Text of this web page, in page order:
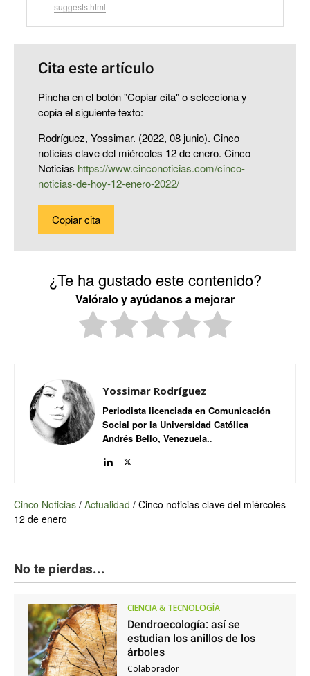
suggests.html
Cita este artículo
Pincha en el botón "Copiar cita" o selecciona y
copia el siguiente texto:
Rodríguez, Yossimar. (2022, 08 junio). Cinco
noticias clave del miércoles 12 de enero. Cinco
Noticias https://www.cinconoticias.com/cinco-
noticias-de-hoy-12-enero-2022/
Copiar cita
¿Te ha gustado este contenido?
Valóralo y ayúdanos a mejorar
Yossimar Rodríguez
Periodista licenciada en Comunicación
Social por la Universidad Católica
Andrés Bello, Venezuela..
Cinco Noticias / Actualidad / Cinco noticias clave del miércoles
12 de enero
No te pierdas...
CIENCIA & TECNOLOGÍA
Dendroecología: así se
estudian los anillos de los
árboles
Colaborador